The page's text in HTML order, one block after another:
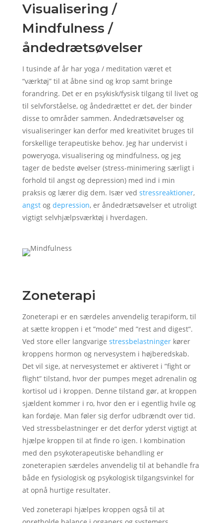
Visualisering /
Mindfulness /
åndedrætsøvelser
I tusinde af år har yoga / meditation været et
“værktøj” til at åbne sind og krop samt bringe
forandring. Det er en psykisk/fysisk tilgang til livet og
til selvforståelse, og åndedrættet er det, der binder
disse to områder sammen. Åndedrætsøvelser og
visualiseringer kan derfor med kreativitet bruges til
forskellige terapeutiske behov. Jeg har undervist i
poweryoga, visualisering og mindfulness, og jeg
tager de bedste øvelser (stress-minimering særligt i
forhold til angst og depression) med ind i min
praksis og lærer dig dem. Især ved stressreaktioner,
angstog depression, er åndedrætsøvelser et utroligt
vigtigt selvhjælpsværktøj i hverdagen.
Zoneterapi
Zoneterapi er en særdeles anvendelig terapiform, til
at sætte kroppen i et ”mode” med ”rest and digest”.
Ved store eller langvarige stressbelastningerkører
kroppens hormon og nervesystem i højberedskab.
Det vil sige, at nervesystemet er aktiveret i ”fight or
flight” tilstand, hvor der pumpes meget adrenalin og
kortisol ud i kroppen. Denne tilstand gør, at kroppen
sjældent kommer i ro, hvor den er i egentlig hvile og
kan fordøje. Man føler sig derfor udbrændt over tid.
Ved stressbelastninger er det derfor yderst vigtigt at
hjælpe kroppen til at finde ro igen. I kombination
med den psykoterapeutiske behandling er
zoneterapien særdeles anvendelig til at behandle fra
både en fysiologisk og psykologisk tilgangsvinkel for
at opnå hurtige resultater.
Ved zoneterapi hjælpes kroppen også til at